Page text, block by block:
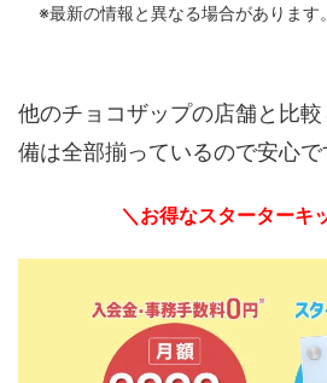
※最新の情報と異なる場合があります
他のチョコザップの店舗と比
備は全部揃っているので安心
＼お得なスターターキ